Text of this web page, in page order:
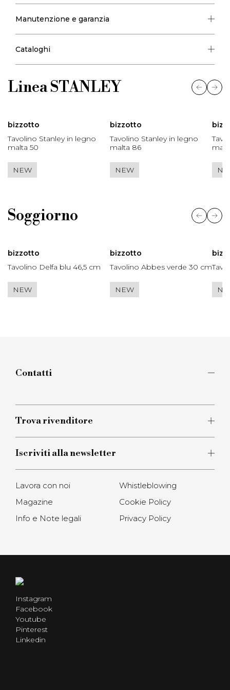
MATERICO.BASE DA ASSEMBLARE
Manutenzione e garanzia
Cataloghi
LineaSTANLEY
bizzotto
Tavolino Stanley in legno
malta 50
NEW
bizzotto
Tavolino Stanley in legno
malta 86
NEW
Soggiorno
bizzotto
Tavolino Delfa blu 46,5 cm
NEW
bizzotto
Tavolino Abbes verde 30 cm
NEW
Contatti
informazioni sui nostri prodotti. Il nostro team è a
Clicca qui
Trova rivenditore
Iscriviti alla newsletter
Lavora con noi
Magazine
Info e Note legali
Whistleblowing
Cookie Policy
Privacy Policy
Instagram
Facebook
Youtube
Pinterest
Linkedin